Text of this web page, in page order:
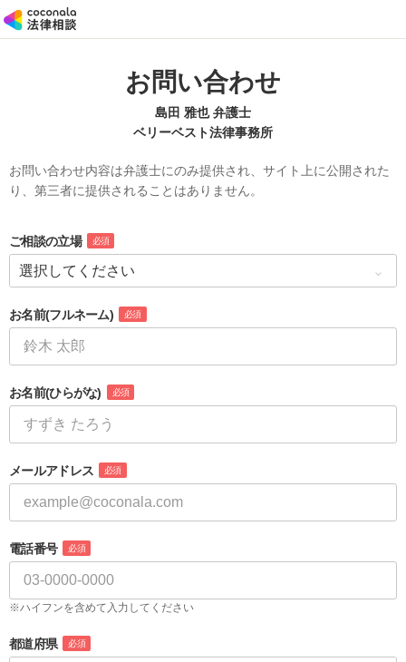
お問い合わせ
島田 雅也 弁護士
ベリーベスト法律事務所
お問い合わせ内容は弁護士にのみ提供され、サイト上に公開された
り、第三者に提供されることはありません。
ご相談の立場 必須
お名前(フルネーム) 必須
お名前(ひらがな) 必須
メールアドレス 必須
電話番号 必須
※ハイフンを含めて入力してください
都道府県 必須